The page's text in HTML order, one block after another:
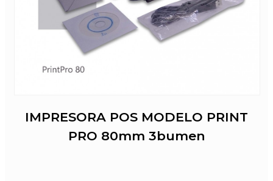
IMPRESORA POS MODELO PRINT
PRO 80mm 3bumen